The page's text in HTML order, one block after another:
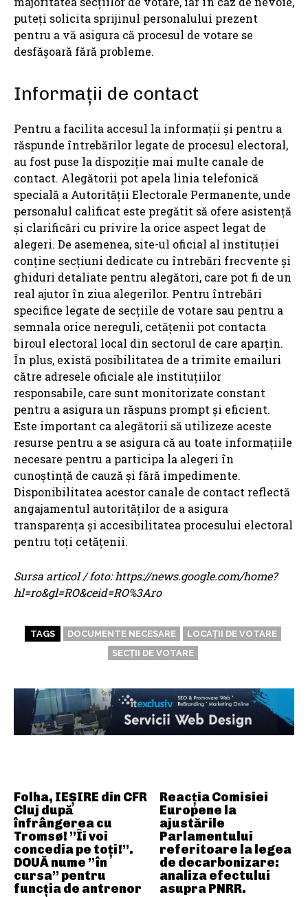
Folha, IEȘIRE din CFR
Cluj după
înfrângerea cu
Tromsø! ”Îi voi
concedia pe toți!”.
DOUĂ nume ”în
cursa” pentru
funcția de antrenor
Reacția Comisiei
Europene la
ajustările
Parlamentului
referitoare la legea
de decarbonizare:
analiza efectului
asupra PNRR.
puteți solicita sprijinul personalului prezent
pentru a vă asigura că procesul de votare se
desfășoară fără probleme.
Informații de contact
Pentru a facilita accesul la informații și pentru a
răspunde întrebărilor legate de procesul electoral,
au fost puse la dispoziție mai multe canale de
contact. Alegătorii pot apela linia telefonică
specială a Autorității Electorale Permanente, unde
personalul calificat este pregătit să ofere asistență
și clarificări cu privire la orice aspect legat de
alegeri. De asemenea, site-ul oficial al instituției
conține secțiuni dedicate cu întrebări frecvente și
ghiduri detaliate pentru alegători, care pot fi de un
real ajutor în ziua alegerilor. Pentru întrebări
specifice legate de secțiile de votare sau pentru a
semnala orice nereguli, cetățenii pot contacta
biroul electoral local din sectorul de care aparțin.
În plus, există posibilitatea de a trimite emailuri
către adresele oficiale ale instituțiilor
responsabile, care sunt monitorizate constant
pentru a asigura un răspuns prompt și eficient.
Este important ca alegătorii să utilizeze aceste
resurse pentru a se asigura că au toate informațiile
necesare pentru a participa la alegeri în
cunoștință de cauză și fără impedimente.
Disponibilitatea acestor canale de contact reflectă
angajamentul autorităților de a asigura
transparența și accesibilitatea procesului electoral
pentru toți cetățenii.
Sursa articol / foto: https://news.google.com/home?
hl=ro&gl=RO&ceid=RO%3Aro
TAGS DOCUMENTE NECESARE
LOCAȚII DE VOTARE
SECȚII DE VOTARE